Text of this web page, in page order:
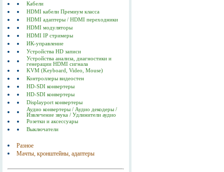
Кабели
HDMI кабели Премиум класса
HDMI адаптеры / HDMI переходники
HDMI модуляторы
HDMI IP стримеры
ИК-управление
Устройства HD записи
Устройства анализа, диагностики и
генерации HDMI сигнала
KVM (Keyboard, Video, Mouse)
Контроллеры видеостен
HD-SDI конвертеры
HD-SDI конвертеры
Displayport конвертеры
Аудио конвертеры / Аудио декодеры /
Извлечение звука / Удлинители аудио
Розетки и аксессуары
Выключатели
Разное
Мачты, кронштейны, адаптеры